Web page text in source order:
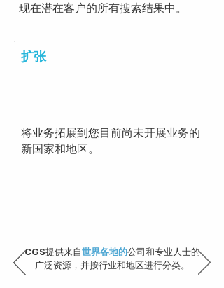
现在潜在客户的所有搜索结果中。
扩张
将业务拓展到您目前尚未开展业务的
新国家和地区。
CGS提供来自世界各地的公司和专业人士的
广泛资源，并按行业和地区进行分类。